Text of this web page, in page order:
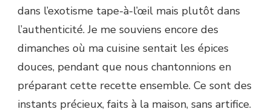
dans l’exotisme tape-à-l’œil mais plutôt dans
l’authenticité. Je me souviens encore des
dimanches où ma cuisine sentait les épices
douces, pendant que nous chantonnions en
préparant cette recette ensemble. Ce sont des
instants précieux, faits à la maison, sans artifice.